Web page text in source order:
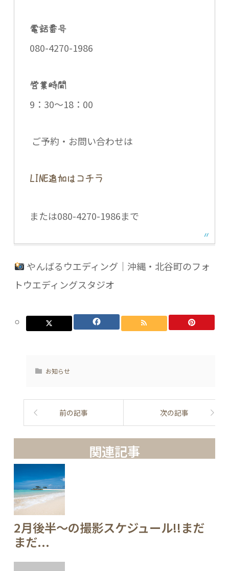
電話番号
080-4270-1986
営業時間
9：30～18：00
ご予約・お問い合わせは
LINE追加はコチラ
または080-4270-1986まで
やんばるウエディング｜沖縄・北谷町のフォ
トウエディングスタジオ
お知らせ
前の記事 次の記事
関連記事
2月後半～の撮影スケジュール!!まだ
まだ...